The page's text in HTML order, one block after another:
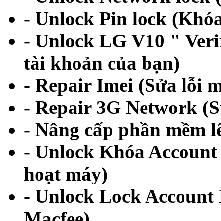
- Unlock Pin lock
- Unlock LG V10 "
tài khoản của bạn)
- Repair Imei (Sửa lỗi
- Repair 3G Network
- Nâng cấp phần mềm
- Unlock Khóa
hoạt máy)
- Unlock Lock